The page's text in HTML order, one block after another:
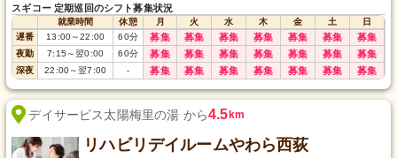
スギコー 定期巡回のシフト募集状況
就業時間 休憩 月 火 水 木 金 土
日
遅番
13:00～22:00 60分 募集 募集 募集 募集 募集 募集 募集
夜勤 7:15 ～翌0:00 60分 募集 募集 募集 募集 募集 募集 募集
深夜 22:00～翌7:00 - 募集 募集 募集 募集 募集 募集 募集
デイサービス太陽梅里の湯 から4.5km
リハビリデイルームやわら西荻